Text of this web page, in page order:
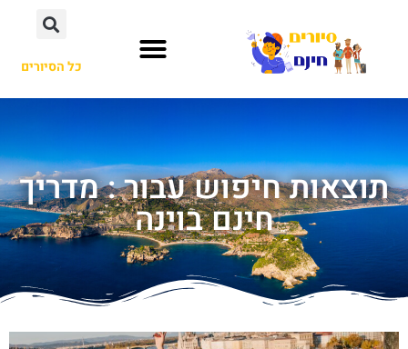
כל הסיורים
תוצאות חיפוש עבור : מדריך
חינם בוינה